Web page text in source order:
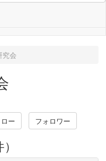
究会
ー フォロワー